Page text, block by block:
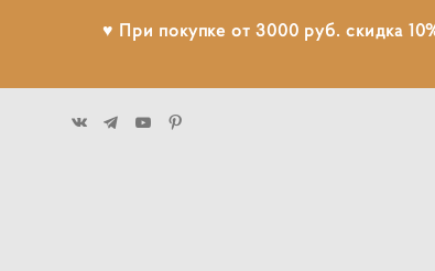
♥ При покупке от 3000 руб. скидка